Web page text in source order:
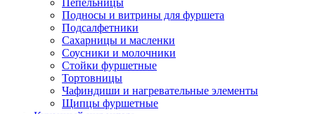
Подносы и витрины для фуршета
Подсалфетники
Сахарницы и масленки
Соусники и молочники
Стойки фуршетные
Тортовницы
Чафиндиши и нагревательные элементы
Щипцы фуршетные